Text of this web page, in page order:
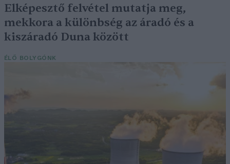
Elképesztő felvétel mutatja meg,
mekkora a különbség az áradó és a
kiszáradó Duna között
ÉLŐ BOLYGÓNK